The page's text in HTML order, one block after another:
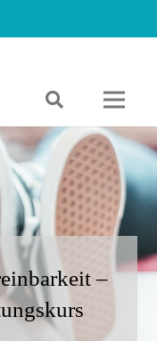
–